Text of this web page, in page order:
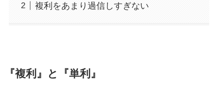
複利をあまり過信しすぎない
『複利』と『単利』